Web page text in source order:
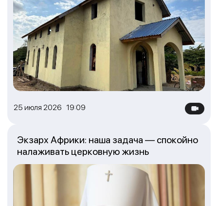
25 июля 2026 19:09
Экзарх Африки: наша задача — спокойно
налаживать церковную жизнь